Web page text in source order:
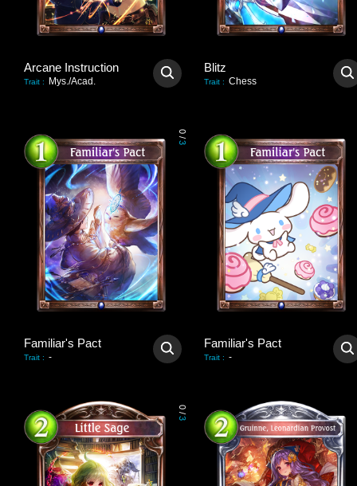
Arcane Instruction
Trait : Mys./Acad.
Blitz
Trait : Chess
0
/
3
Familiar's Pact
Trait : -
Familiar's Pact
Trait : -
0
/
3